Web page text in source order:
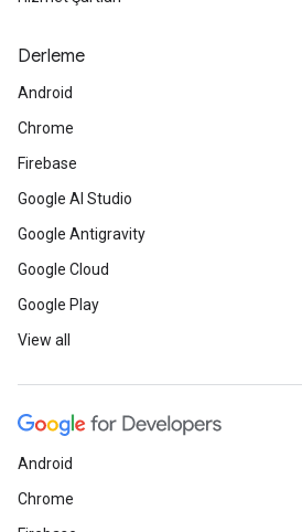
Derleme
Android
Chrome
Firebase
Google AI Studio
Google Antigravity
Google Cloud
Google Play
View all
Android
Chrome